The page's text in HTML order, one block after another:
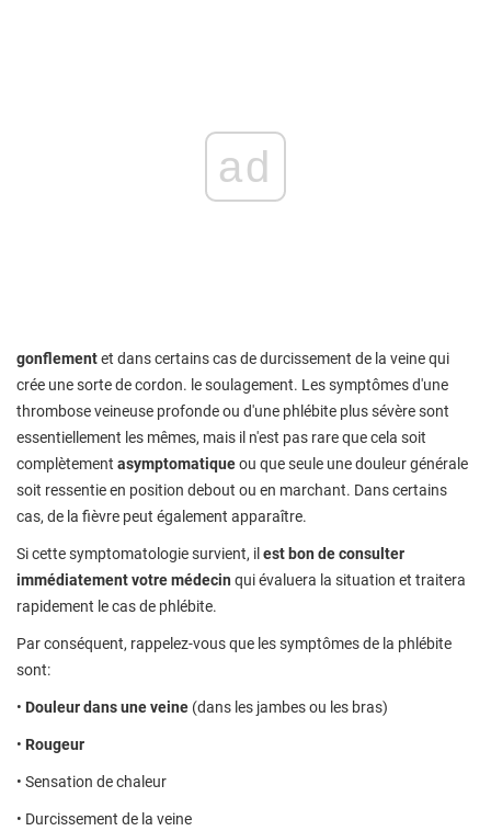
ad
gonflementet dans certains cas de durcissement de la veine qui
crée une sorte de cordon. le soulagement. Les symptômes d'une
thrombose veineuse profonde ou d'une phlébite plus sévère sont
essentiellement les mêmes, mais il n'est pas rare que cela soit
complètement asymptomatiqueou que seule une douleur générale
soit ressentie en position debout ou en marchant. Dans certains
cas, de la fièvre peut également apparaître.
Si cette symptomatologie survient, il est bon de consulter
immédiatement votre médecin qui évaluera la situation et traitera
rapidement le cas de phlébite.
Par conséquent, rappelez-vous que les symptômes de la phlébite
sont:
• Douleur dans une veine (dans les jambes ou les bras)
• Rougeur
• Sensation de chaleur
• Durcissement de la veine